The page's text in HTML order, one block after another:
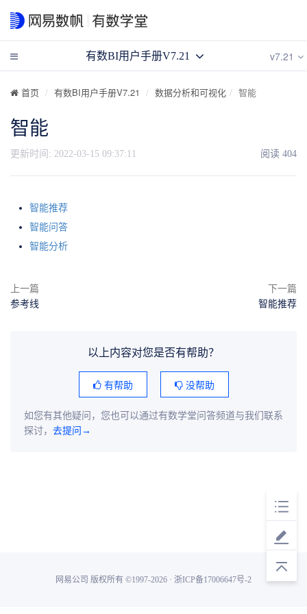
首页 有数BI用户手册V7.21 数据分析和可视化 智能
智能
更新时间: 2022-03-15 09:37:11 阅读 404
智能推荐
智能问答
智能分析
上一篇
参考线
下一篇
智能推荐
以上内容对您是否有帮助？
有帮助 没帮助
如您有其他疑问，您也可以通过有数学堂问答频道与我们联系
探讨， 去提问→
有数BI用户手册V7.21 v7.21
网易公司 版权所有 ©1997-2026 · 浙ICP备17006647号-2